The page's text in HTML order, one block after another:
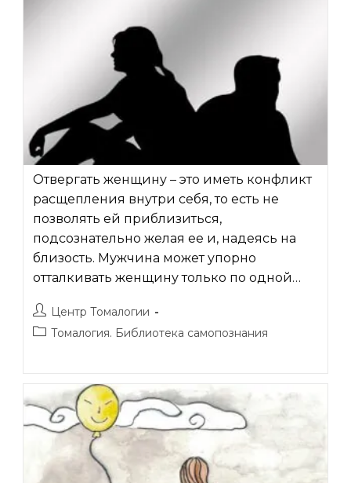
Отвергать женщину – это иметь конфликт
расщепления внутри себя, то есть не
позволять ей приблизиться,
подсознательно желая ее и, надеясь на
близость. Мужчина может упорно
отталкивать женщину только по одной…
Автор
записи:
Центр Томалогии
Рубрика
Томалогия. Библиотека самопознания